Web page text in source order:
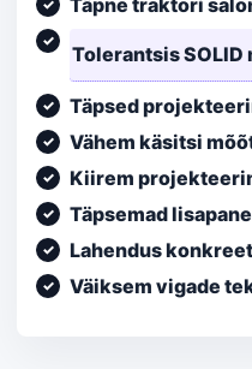
Täpne traktori
Tolerantsis SOLID
Täpsed
Vähem käsitsi
Kiirem
Täpsemad
Lahendus
Väiksem vigade